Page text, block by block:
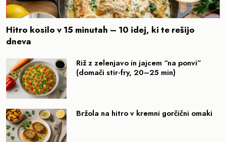
Hitro kosilo v 15 minutah – 10 idej, ki te rešijo
dneva
Riž z zelenjavo in jajcem “na ponvi”
(domači stir-fry, 20–25 min)
Bržola na hitro v kremni gorčični omaki